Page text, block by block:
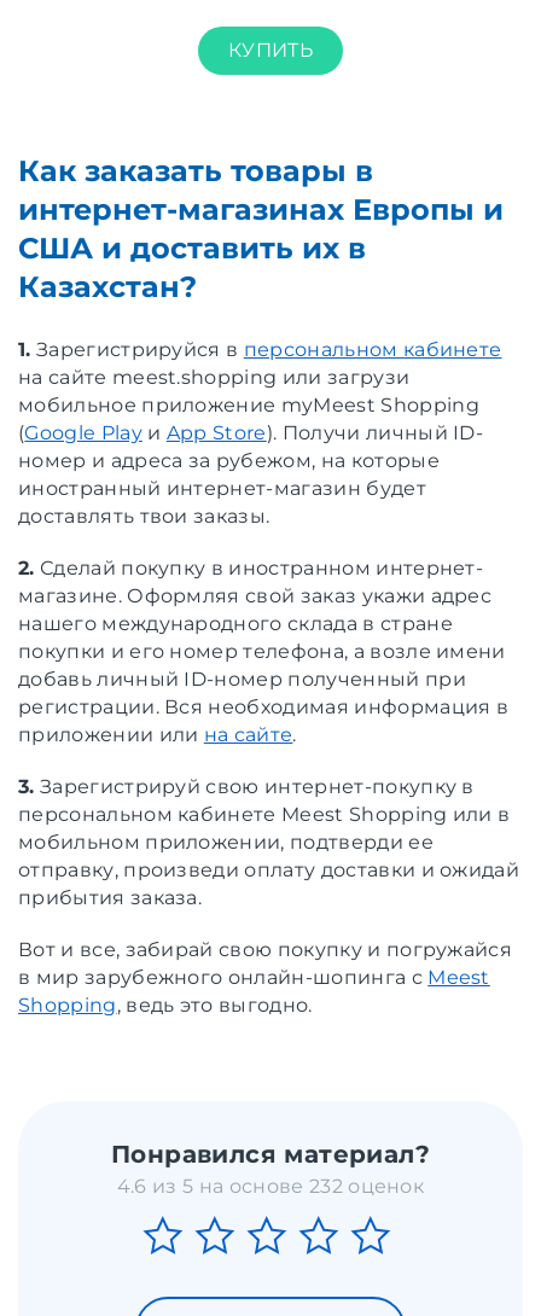
КУПИТЬ
Как заказать товары в
интернет-магазинах Европы и
США и доставить их в
Казахстан?
1. Зарегистрируйся в персональном кабинете
на сайте meest.shopping или загрузи
мобильное приложение myMeest Shopping
(Google Playи App Store). Получи личный ID-
номер и адреса за рубежом, на которые
иностранный интернет-магазин будет
доставлять твои заказы.
2. Сделай покупку в иностранном интернет-
магазине. Оформляя свой заказ укажи адрес
нашего международного склада в стране
покупки и его номер телефона, а возле имени
добавь личный ID-номер полученный при
регистрации. Вся необходимая информация в
приложении или на сайте.
3. Зарегистрируй свою интернет-покупку в
персональном кабинете Meest Shopping или в
мобильном приложении, подтверди ее
отправку, произведи оплату доставки и ожидай
прибытия заказа.
Вот и все, забирай свою покупку и погружайся
в мир зарубежного онлайн-шопинга с Meest
Shopping, ведь это выгодно.
Понравился материал?
4.6 из 5 на основе 232 оценок